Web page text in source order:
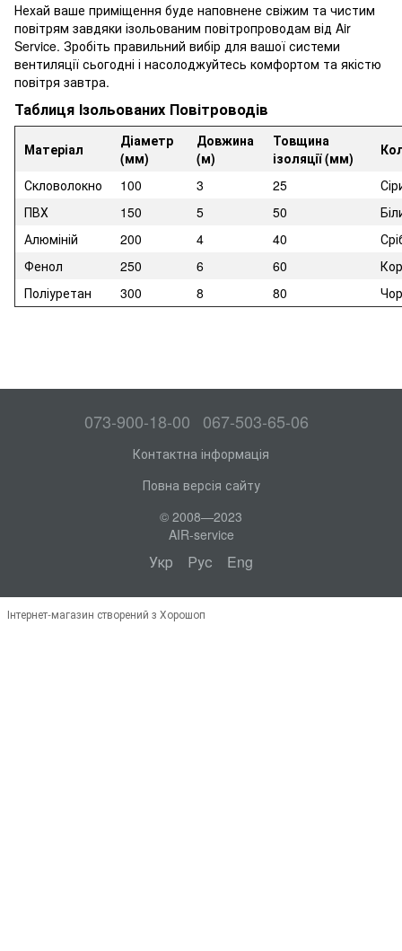
Нехай ваше приміщення буде наповнене свіжим та чистим
повітрям завдяки ізольованим повітропроводам від Air
Service. Зробіть правильний вибір для вашої системи
вентиляції сьогодні і насолоджуйтесь комфортом та якістю
повітря завтра.
Таблиця Ізольованих Повітроводів
Матеріал
Діаметр
(мм)
Довжина
(м)
Товщина
ізоляції (мм)
Скловолокно
100 3 25
ПВХ
150 5 50
Алюміній
200 4 40
Фенол
250 6 60
Поліуретан
300 8 80
073-900-18-00 067-503-65-06
Контактна інформація
Повна версія сайту
© 2008—2023
AIR-service
Укр Рус Eng
Інтернет-магазин створений з Хорошоп